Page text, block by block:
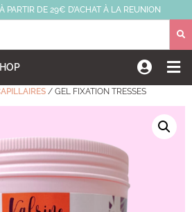
PARTIR DE 29€ D’ACHAT À LA REUNION
/ GEL FIXATION TRESSES